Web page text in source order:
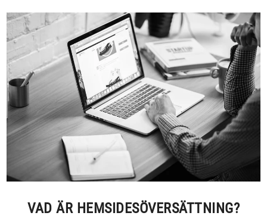
VAD ÄR HEMSIDESÖVERSÄTTNING?